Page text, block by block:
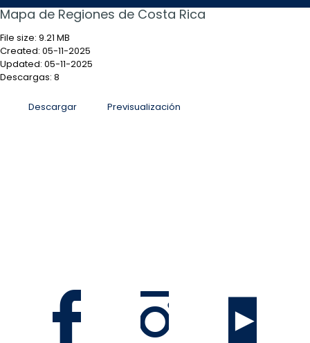
Mapa de Regiones de Costa Rica
File size: 9.21 MB
Created: 05-11-2025
Updated: 05-11-2025
Descargas: 8
Descargar Previsualización